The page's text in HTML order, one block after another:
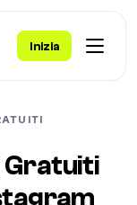
Inizia
Gratuiti